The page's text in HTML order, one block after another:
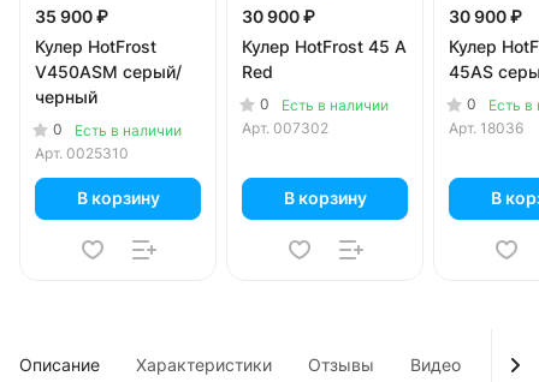
35 900 ₽
Кулер HotFrost
V450ASM серый/
черный
0
Есть в наличии
Арт. 0025310
В корзину
30 900 ₽
Кулер HotFrost 45 A
Red
0
Есть в наличии
Арт. 007302
В корзину
30 900 ₽
Кулер
45AS
0
Есть в
Арт. 18036
В
Описание Характеристики Отзывы Видео